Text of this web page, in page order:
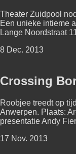
Theater Zuidpool
Een unieke intieme
Lange Noordstraat
8 Dec. 2013
Crossing
Roobjee treedt op
Anwerpen. Plaats:
presentatie Andy
17 Nov. 2013